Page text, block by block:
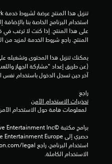
المنتج. راجع شروط الخدمة لمزيد من
آخر حين تسجل الدخول باستخدام نفس
راجع
تحذيرات الاستخدام الآمن
الاستخدام الكاملة.